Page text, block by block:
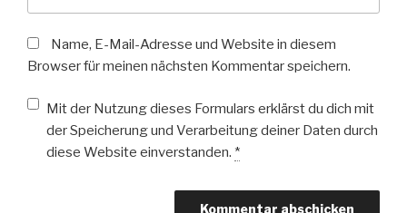
Name, E-Mail-Adresse und Website in diesem
Browser für meinen nächsten Kommentar speichern.
Mit der Nutzung dieses Formulars erklärst du dich mit
der Speicherung und Verarbeitung deiner Daten durch
diese Website einverstanden. *